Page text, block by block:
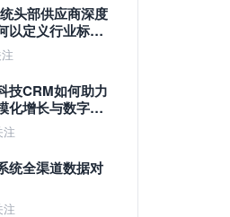
头部供应商深度
以定义行业标
技CRM如何助力
化增长与数字化
注
统全渠道数据对
注